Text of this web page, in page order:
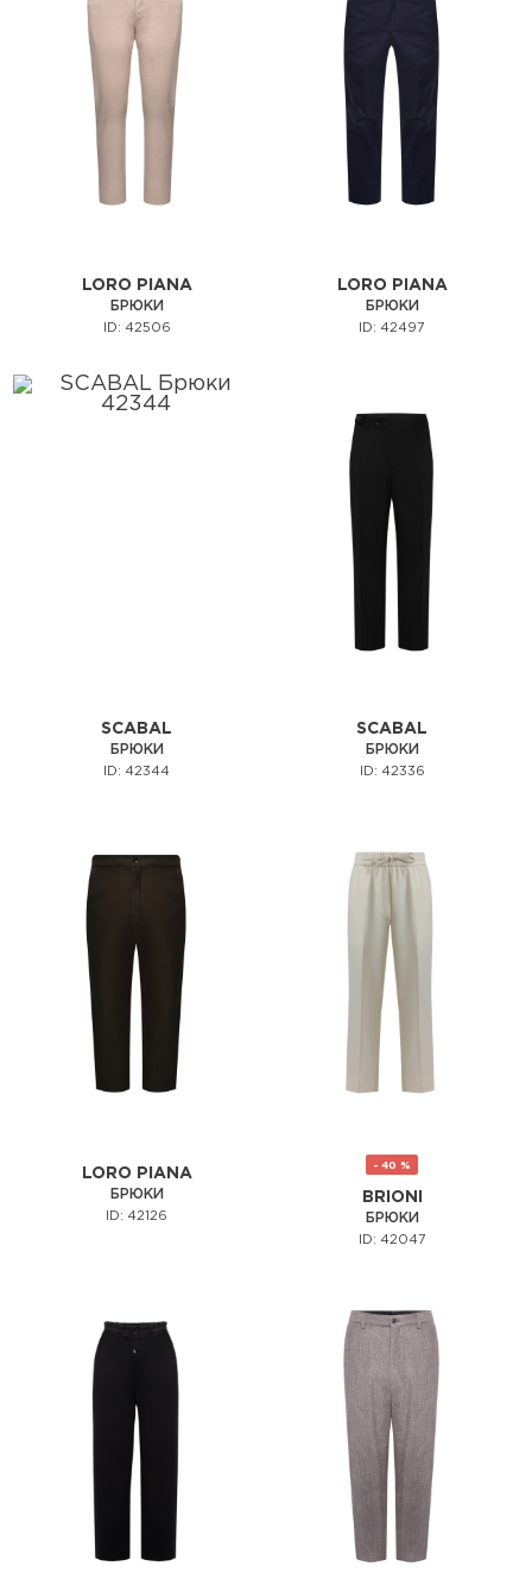
LORO PIANA
БРЮКИ
ID: 42506
LORO PIANA
БРЮКИ
ID: 42497
SCABAL
БРЮКИ
ID: 42344
SCABAL
БРЮКИ
ID: 42336
LORO PIANA
БРЮКИ
ID: 42126
- 40 %
BRIONI
БРЮКИ
ID: 42047